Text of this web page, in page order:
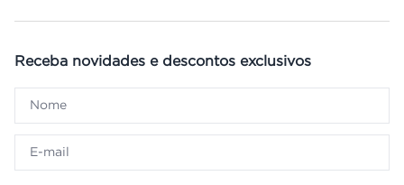
Receba novidades e descontos exclusivos